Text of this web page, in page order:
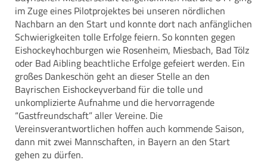
im Zuge eines Pilotprojektes bei unseren nördlichen
Nachbarn an den Start und konnte dort nach anfänglichen
Schwierigkeiten tolle Erfolge feiern. So konnten gegen
Eishockeyhochburgen wie Rosenheim, Miesbach, Bad Tölz
oder Bad Aibling beachtliche Erfolge gefeiert werden. Ein
großes Dankeschön geht an dieser Stelle an den
Bayrischen Eishockeyverband für die tolle und
unkomplizierte Aufnahme und die hervorragende
“Gastfreundschaft” aller Vereine. Die
Vereinsverantwortlichen hoffen auch kommende Saison,
dann mit zwei Mannschaften, in Bayern an den Start
gehen zu dürfen.